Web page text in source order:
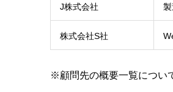
J株式会社
株式会社S社
※顧問先の概要一覧につい